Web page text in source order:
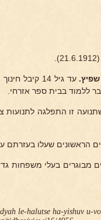
עד גיל 14
ללמוד בבית ספר אזרחי.
זו התפלגה לתנועות
שעלו בעזרתם עשו
אנשים מבוגרים בעלי
le-halutse ha-yishuv u-